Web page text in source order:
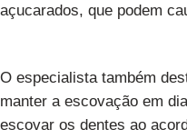
açucarados, que podem
O especialista também
manter a escovação em
escovar os dentes ao